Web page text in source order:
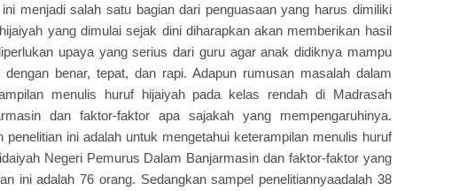
menjadi salah satu bagian dari penguasaan yang harus dimiliki
yang dimulai sejak dini diharapkan akan memberikan hasil
upaya yang serius dari guru agar anak didiknya mampu
benar, tepat, dan rapi. Adapun rumusan masalah dalam
menulis huruf hijaiyah pada kelas rendah di Madrasah
dan faktor-faktor apa sajakah yang mempengaruhinya.
ini adalah untuk mengetahui keterampilan menulis huruf
Negeri Pemurus Dalam Banjarmasin dan faktor-faktor yang
ini adalah 76 orang. Sedangkan sampel penelitiannyaadalah 38